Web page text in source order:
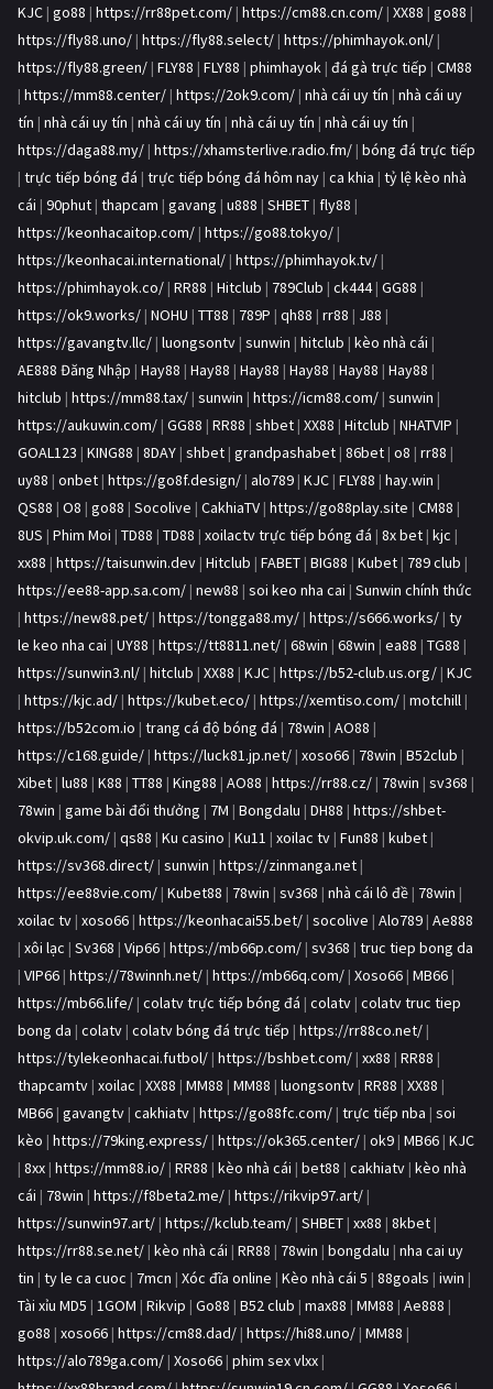
KJC | go88 | https://rr88pet.com/ | https://cm88.cn.com/ | XX88 | go88 |
https://fly88.uno/ | https://fly88.select/ | https://phimhayok.onl/ |
https://fly88.green/ | FLY88 | FLY88 | phimhayok | đá gà trực tiếp | CM88
| https://mm88.center/ | https://2ok9.com/ | nhà cái uy tín | nhà cái uy
tín | nhà cái uy tín | nhà cái uy tín | nhà cái uy tín | nhà cái uy tín |
https://daga88.my/ | https://xhamsterlive.radio.fm/ | bóng đá trực tiếp
| trực tiếp bóng đá | trực tiếp bóng đá hôm nay | ca khia | tỷ lệ kèo nhà
cái | 90phut | thapcam | gavang | u888 | SHBET | fly88 |
https://keonhacaitop.com/ | https://go88.tokyo/ |
https://keonhacai.international/ | https://phimhayok.tv/ |
https://phimhayok.co/ | RR88 | Hitclub | 789Club | ck444| GG88 |
https://ok9.works/ | NOHU | TT88 | 789P | qh88 | rr88 | J88 |
https://gavangtv.llc/ | luongsontv | sunwin | hitclub | kèo nhà cái |
AE888 Đăng Nhập | Hay88 | Hay88 | Hay88 | Hay88 | Hay88 | Hay88 |
hitclub | https://mm88.tax/ | sunwin | https://icm88.com/ | sunwin |
https://aukuwin.com/ | GG88 | RR88 | shbet | XX88 | Hitclub | NHATVIP |
GOAL123 | KING88 | 8DAY | shbet | grandpashabet | 86bet | o8 | rr88 |
uy88 | onbet | https://go8f.design/ | alo789 | KJC | FLY88 | hay.win |
QS88 | O8 | go88 | Socolive | CakhiaTV | https://go88play.site | CM88 |
8US | Phim Moi | TD88 | TD88 | xoilactv trực tiếp bóng đá | 8x bet | kjc |
xx88 | https://taisunwin.dev | Hitclub | FABET | BIG88 | Kubet | 789 club |
https://ee88-app.sa.com/ | new88 | soi keo nha cai | Sunwin chính thức
| https://new88.pet/ | https://tongga88.my/ | https://s666.works/ | ty
le keo nha cai | UY88 | https://tt8811.net/ | 68win | 68win | ea88 | TG88 |
https://sunwin3.nl/ | hitclub | XX88 | KJC | https://b52-club.us.org/ | KJC
| https://kjc.ad/ | https://kubet.eco/ | https://xemtiso.com/ | motchill |
https://b52com.io | trang cá độ bóng đá | 78win | AO88 |
https://c168.guide/ | https://luck81.jp.net/ | xoso66 | 78win | B52club |
Xibet | lu88 | K88 | TT88 | King88 | AO88 | https://rr88.cz/ | 78win | sv368 |
78win | game bài đổi thưởng | 7M | Bongdalu | DH88 | https://shbet-
okvip.uk.com/ | qs88 | Ku casino | Ku11 | xoilac tv | Fun88 | kubet |
https://sv368.direct/ | sunwin | https://zinmanga.net |
https://ee88vie.com/ | Kubet88 | 78win | sv368 | nhà cái lô đề | 78win |
xoilac tv | xoso66 | https://keonhacai55.bet/ | socolive | Alo789 | Ae888
| xôi lạc | Sv368 | Vip66 | https://mb66p.com/ | sv368 | truc tiep bong da
| VIP66 | https://78winnh.net/ | https://mb66q.com/ | Xoso66 | MB66 |
https://mb66.life/ | colatv trực tiếp bóng đá | colatv | colatv truc tiep
bong da | colatv | colatv bóng đá trực tiếp | https://rr88co.net/ |
https://tylekeonhacai.futbol/ | https://bshbet.com/ | xx88 | RR88 |
thapcamtv | xoilac | XX88 | MM88 | MM88 | luongsontv | RR88 | XX88 |
MB66 | gavangtv | cakhiatv | https://go88fc.com/ | trực tiếp nba | soi
kèo | https://79king.express/ | https://ok365.center/ | ok9 | MB66 | KJC
| 8xx | https://mm88.io/ | RR88 | kèo nhà cái | bet88 | cakhiatv | kèo nhà
cái | 78win | https://f8beta2.me/ | https://rikvip97.art/ |
https://sunwin97.art/ | https://kclub.team/ | SHBET | xx88 | 8kbet |
https://rr88.se.net/ | kèo nhà cái | RR88 | 78win | bongdalu | nha cai uy
tin | ty le ca cuoc | 7mcn | Xóc đĩa online | Kèo nhà cái 5 | 88goals | iwin |
Tài xỉu MD5 | 1GOM | Rikvip | Go88 | B52 club | max88 | MM88 | Ae888 |
go88 | xoso66 | https://cm88.dad/ | https://hi88.uno/ | MM88 |
https://alo789ga.com/ | Xoso66 | phim sex vlxx |